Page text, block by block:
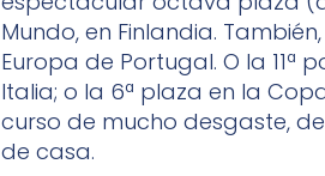
Mundo, en Finlandia.
Europa de Portugal. O la 11ª
Italia; o la 6ª plaza en la
curso de mucho desgaste,
de casa.